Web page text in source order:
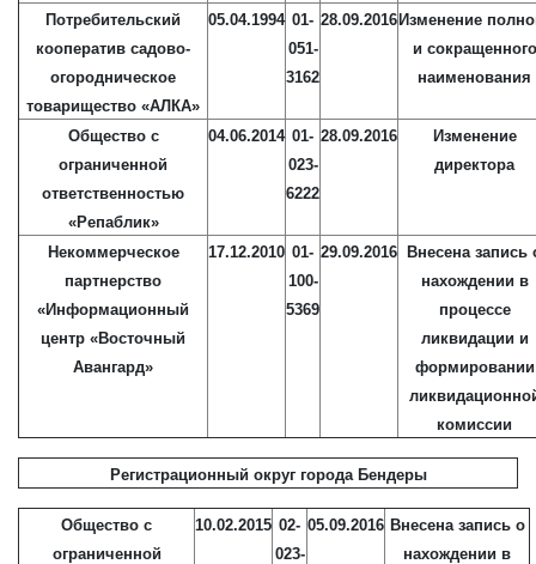
Потребительский
кооператив садово-
огородническое
товарищество «АЛКА»
05.04.1994 01-
051-
3162
28.09.2016 Изменение
и сокращенного
наименования
Общество с
ограниченной
ответственностью
«Репаблик»
04.06.2014 01-
023-
6222
28.09.2016
Изменение
директора
Некоммерческое
партнерство
«Информационный
центр «Восточный
Авангард»
17.12.2010 01-
100-
5369
29.09.2016
Внесена запись
нахождении в
процессе
ликвидации и
формировании
комиссии
Регистрационный округ города Бендеры
Общество с
ограниченной
10.02.2015 02-
023-
05.09.2016 Внесена запись о
нахождении в